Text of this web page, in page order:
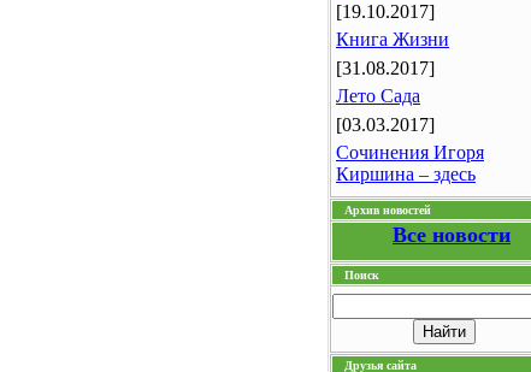
[19.10.2017]
Книга Жизни
[31.08.2017]
Лето Сада
[03.03.2017]
Сочинения Игоря
Киршина – здесь
Архив новостей
Все новости
Поиск
Друзья сайта